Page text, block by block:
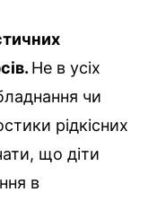
Не в усіх
чи
рідкісних
що діти
в